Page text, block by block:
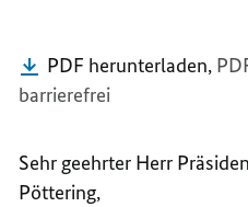
PDF herunterladen,
barrierefrei
Sehr geehrter Herr
Pöttering,